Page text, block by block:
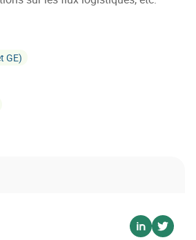
GE)
Voir sur
Voir